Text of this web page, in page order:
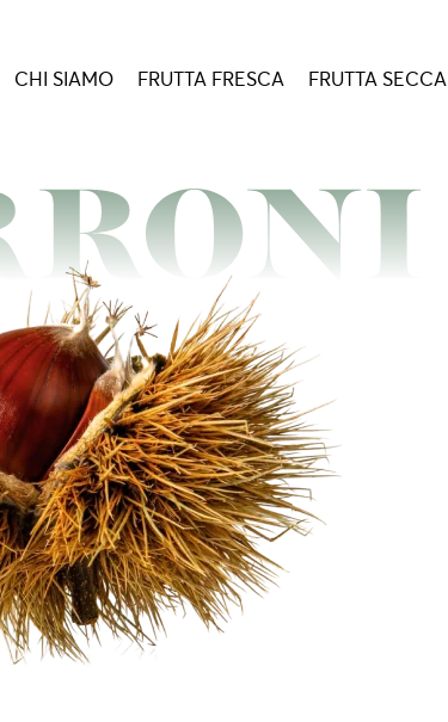
CHI SIAMO FRUTTA FRESCA FRUTTA SECCA